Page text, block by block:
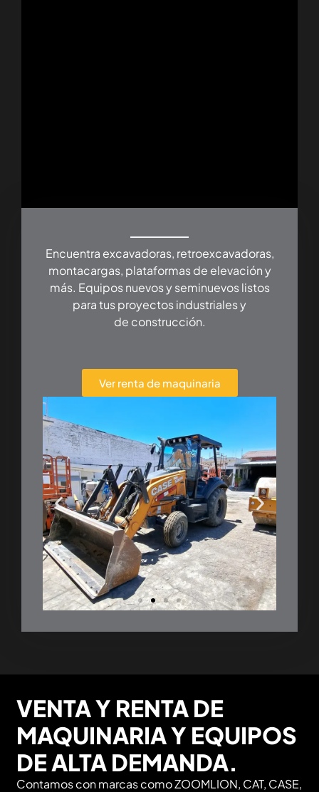
Encuentra excavadoras, retroexcavadoras,
montacargas, plataformas de elevación y
más. Equipos nuevos y seminuevos listos
para tus proyectos industriales y
de construcción.
Ver renta de maquinaria
VENTA Y RENTA DE
MAQUINARIA Y EQUIPOS
DE ALTA DEMANDA.
Contamos con marcas como ZOOMLION, CAT, CASE,